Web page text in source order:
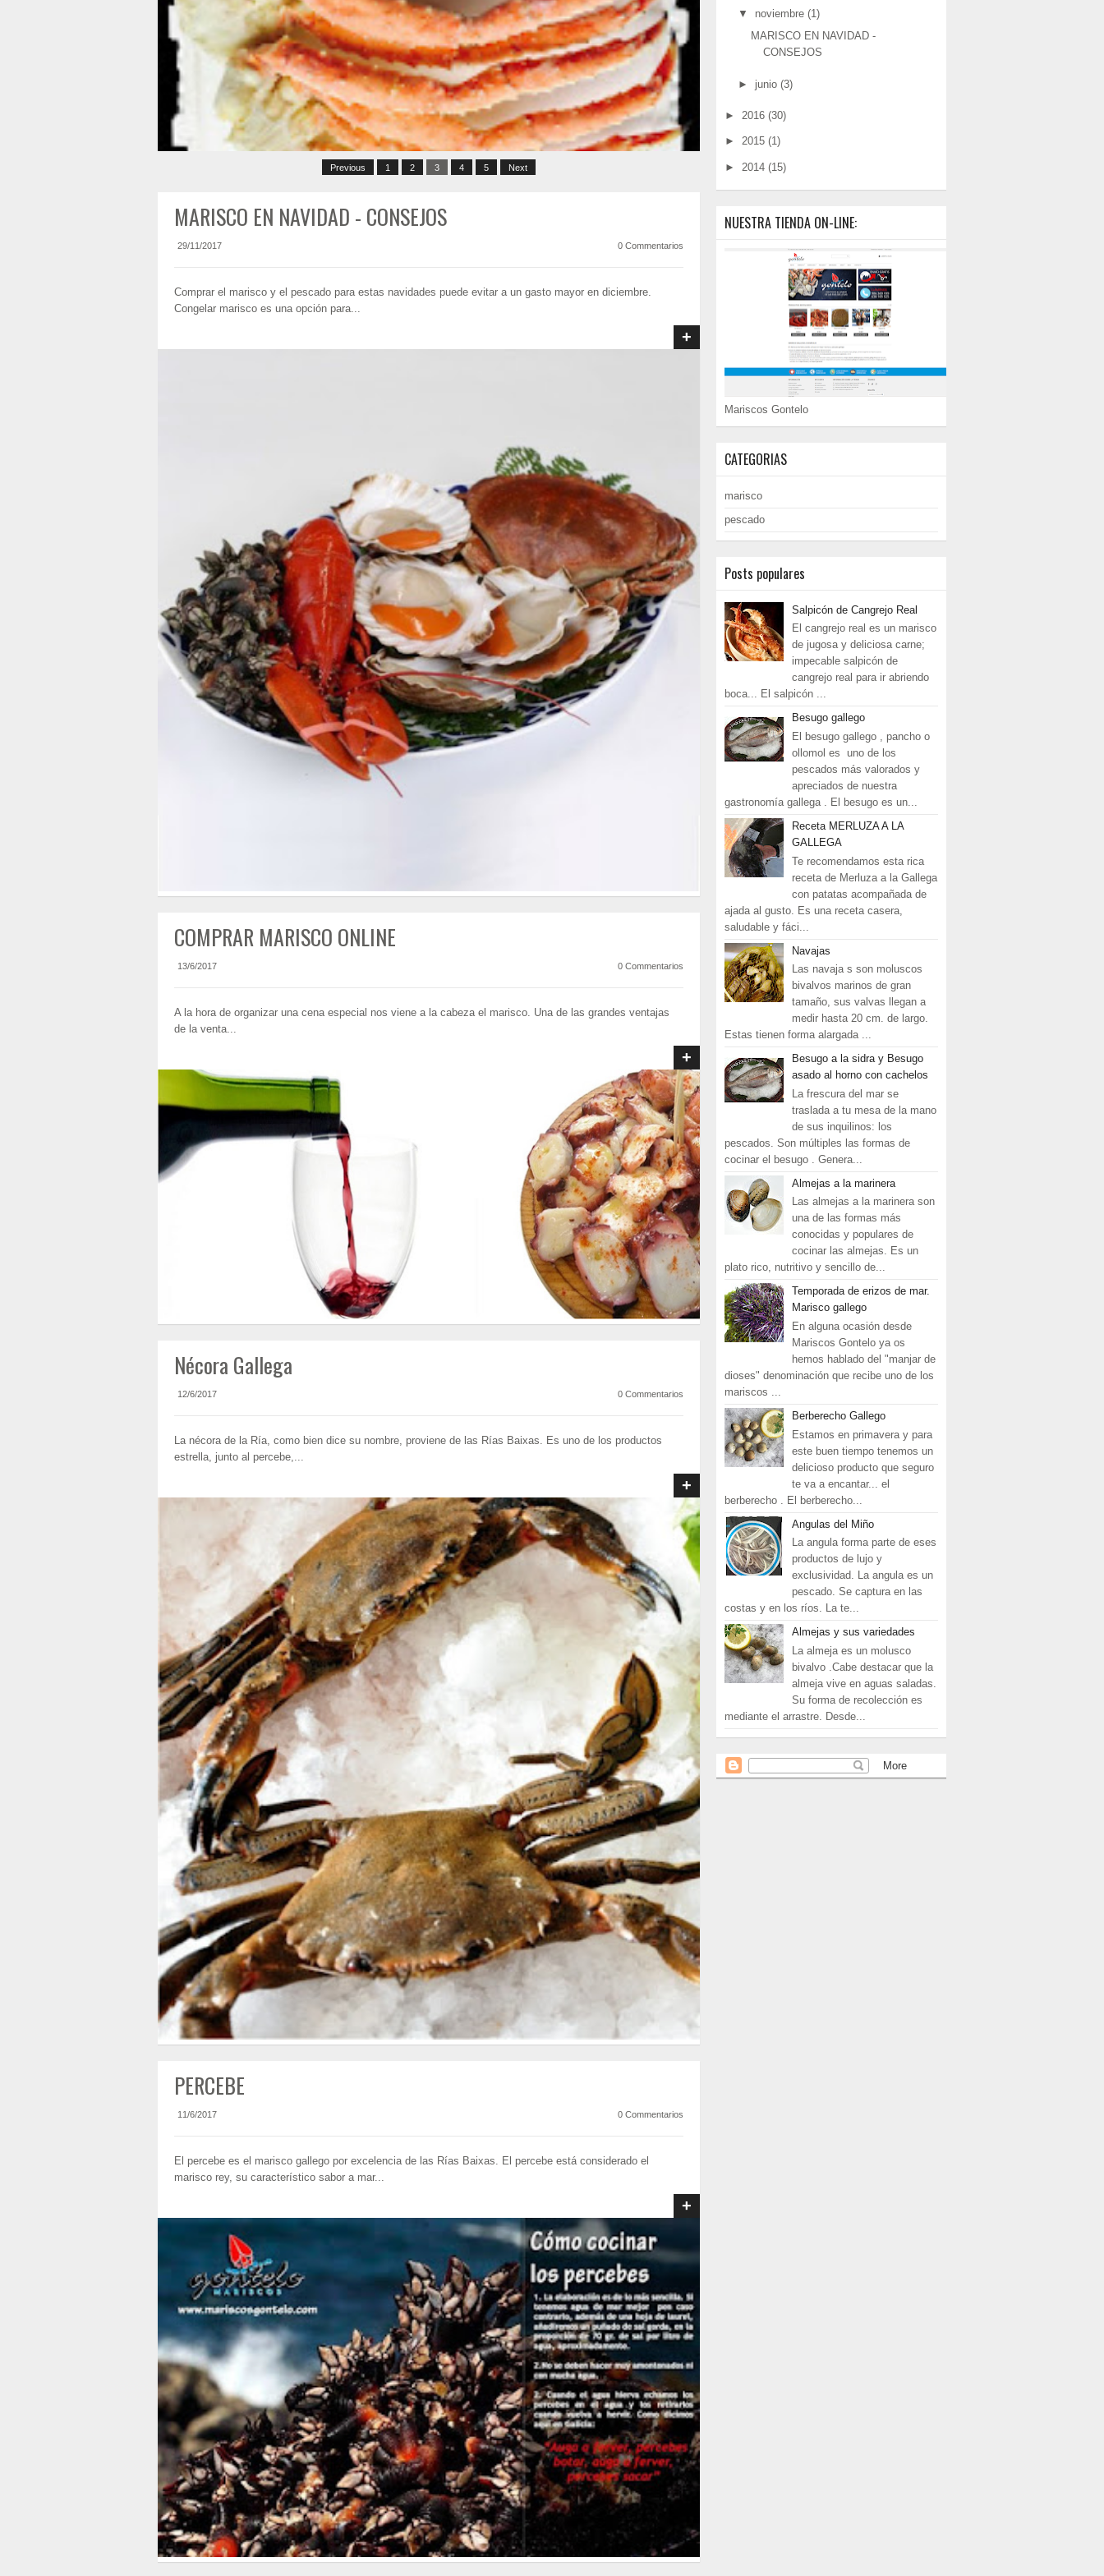
Cangrejo real (chatka)
Previous 1 2 3 4 5 Next
MARISCO EN NAVIDAD - CONSEJOS
29/11/2017 0 Commentarios
Comprar el marisco y el pescado para estas navidades puede evitar a un gasto mayor en diciembre.
Congelar marisco es una opción para...
+
COMPRAR MARISCO ONLINE
13/6/2017 0 Commentarios
A la hora de organizar una cena especial nos viene a la cabeza el marisco. Una de las grandes ventajas
de la venta...
+
Nécora Gallega
12/6/2017 0 Commentarios
La nécora de la Ría, como bien dice su nombre, proviene de las Rías Baixas. Es uno de los productos
estrella, junto al percebe,...
+
PERCEBE
11/6/2017 0 Commentarios
El percebe es el marisco gallego por excelencia de las Rías Baixas. El percebe está considerado el
marisco rey, su característico sabor a mar...
+
▼ noviembre (1)
MARISCO EN NAVIDAD -
CONSEJOS
► junio (3)
► 2016 (30)
► 2015 (1)
► 2014 (15)
NUESTRA TIENDA ON-LINE:
Mariscos Gontelo
CATEGORIAS
marisco
pescado
Posts populares
Salpicón de Cangrejo Real
El cangrejo real es un marisco
de jugosa y deliciosa carne;
impecable salpicón de
cangrejo real para ir abriendo
boca... El salpicón ...
Besugo gallego
El besugo gallego , pancho o
ollomol es uno de los
pescados más valorados y
apreciados de nuestra
gastronomía gallega . El besugo es un...
Receta MERLUZA A LA
GALLEGA
Te recomendamos esta rica
receta de Merluza a la Gallega
con patatas acompañada de
ajada al gusto. Es una receta casera,
saludable y fáci...
Navajas
Las navaja s son moluscos
bivalvos marinos de gran
tamaño, sus valvas llegan a
medir hasta 20 cm. de largo.
Estas tienen forma alargada ...
Besugo a la sidra y Besugo
asado al horno con cachelos
La frescura del mar se
traslada a tu mesa de la mano
de sus inquilinos: los
pescados. Son múltiples las formas de
cocinar el besugo . Genera...
Almejas a la marinera
Las almejas a la marinera son
una de las formas más
conocidas y populares de
cocinar las almejas. Es un
plato rico, nutritivo y sencillo de...
Temporada de erizos de mar.
Marisco gallego
En alguna ocasión desde
Mariscos Gontelo ya os
hemos hablado del "manjar de
dioses" denominación que recibe uno de los
mariscos ...
Berberecho Gallego
Estamos en primavera y para
este buen tiempo tenemos un
delicioso producto que seguro
te va a encantar... el
berberecho . El berberecho...
Angulas del Miño
La angula forma parte de eses
productos de lujo y
exclusividad. La angula es un
pescado. Se captura en las
costas y en los ríos. La te...
Almejas y sus variedades
La almeja es un molusco
bivalvo .Cabe destacar que la
almeja vive en aguas saladas.
Su forma de recolección es
mediante el arrastre. Desde...